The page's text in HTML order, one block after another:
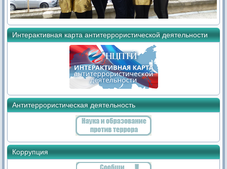
Интерактивная карта антитеррористической деятельности
Антитеррористическая деятельность
Коррупция